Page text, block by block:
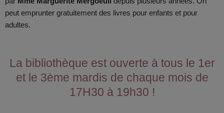
peut emprunter gratuitement des livres pour enfants et pour
adultes.
La bibliothèque est ouverte à tous le 1er
et le 3ème mardis de chaque mois de
17H30 à 19h30 !